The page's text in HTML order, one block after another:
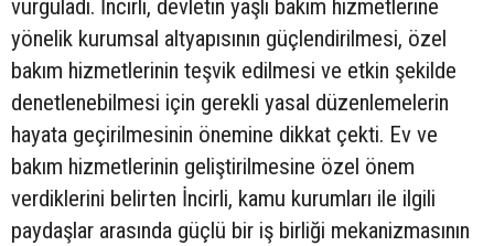
vurguladı. İncirli, devletin yaşlı bakım hizmetlerine
yönelik kurumsal altyapısının güçlendirilmesi, özel
bakım hizmetlerinin teşvik edilmesi ve etkin şekilde
denetlenebilmesi için gerekli yasal düzenlemelerin
hayata geçirilmesinin önemine dikkat çekti. Ev ve
bakım hizmetlerinin geliştirilmesine özel önem
verdiklerini belirten İncirli, kamu kurumları ile ilgili
paydaşlar arasında güçlü bir iş birliği mekanizmasının